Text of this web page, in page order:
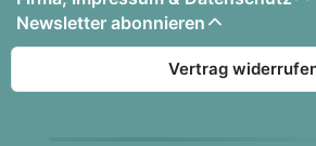
Newsletter abonnieren
Vertrag